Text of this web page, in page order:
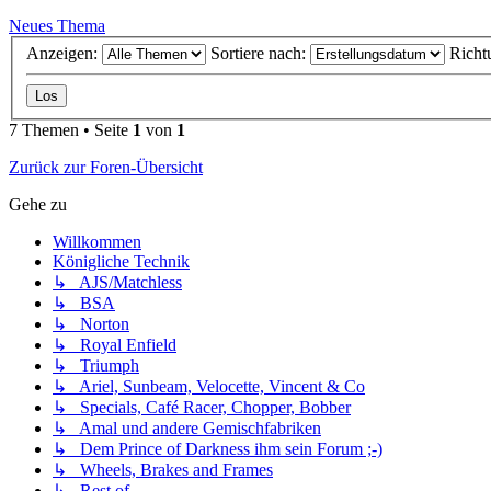
Neues Thema
Anzeigen:
Sortiere nach:
7 Themen • Seite 1 von 1
Zurück zur Foren-Übersicht
Gehe zu
Willkommen
Königliche Technik
↳ AJS/Matchless
↳ BSA
↳ Norton
↳ Royal Enfield
↳ Triumph
↳ Ariel, Sunbeam, Velocette, Vincent & Co
↳ Specials, Café Racer, Chopper, Bobber
↳ Amal und andere Gemischfabriken
↳ Dem Prince of Darkness ihm sein Forum ;-)
↳ Wheels, Brakes and Frames